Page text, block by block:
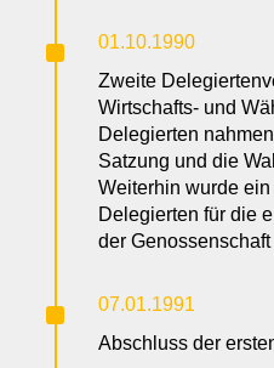
^
01.10.1990
Zweite
Wirtschafts- und
Delegierten
Satzung und die
Weiterhin wurde
Delegierten für die
der
^
07.01.1991
Abschluss der